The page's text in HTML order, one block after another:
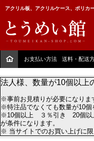
アクリル板、アクリルケース、ポリカ
お支払い方法 送料・配送
法人様、数量が10個以上
※事前お見積りが必要になりま
※特注品でなくても数量が10個
※10個以上 ３％引き 20個
が条件になります。
※ 当サイトでのお買い上げに限